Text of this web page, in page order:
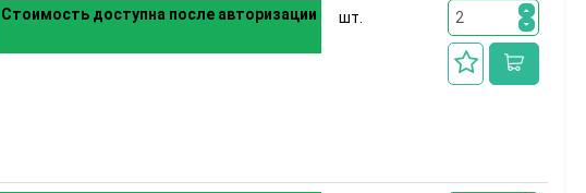
Стоимость доступна после авторизации шт.